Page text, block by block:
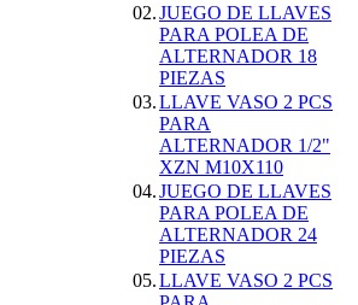
ESCANER DE
DIAGNOSIS
MULTIMARCA
OBDII + O2 CAN-
BUS ESPAÃ‘OL
AUTEL AL529
155.99EUR
145.00EUR
---------
02.JUEGO DE LLAVES
PARA POLEA DE
ALTERNADOR 18
PIEZAS
03.LLAVE VASO 2 PCS
PARA
ALTERNADOR 1/2"
XZN M10X110
04.JUEGO DE LLAVES
PARA POLEA DE
ALTERNADOR 24
PIEZAS
05.LLAVE VASO 2 PCS